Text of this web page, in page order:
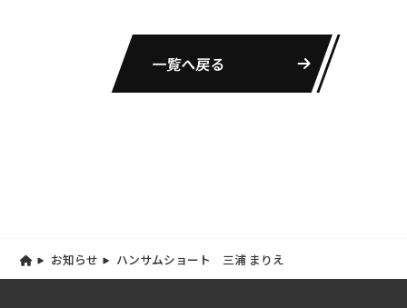
一覧へ戻る
お知らせ ハンサムショート 三浦 まりえ